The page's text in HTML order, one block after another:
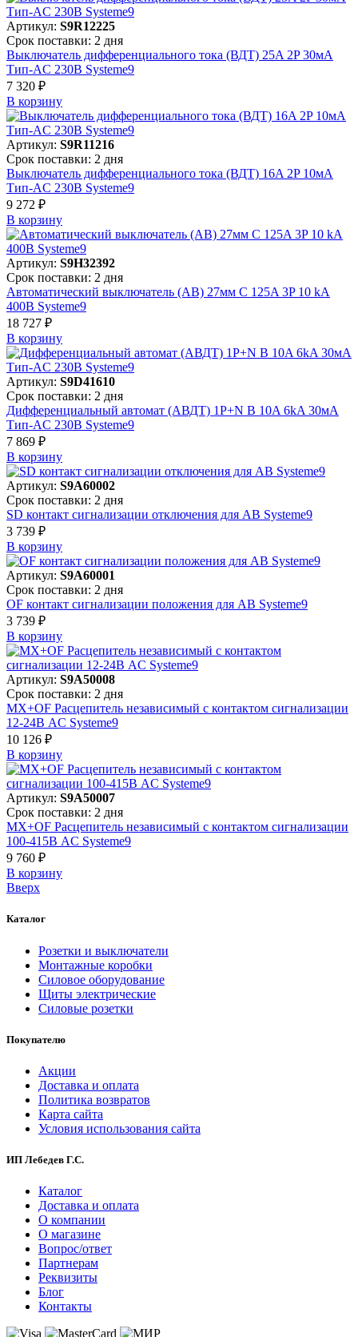
Артикул: S9R12225
Срок поставки: 2 дня
Выключатель дифференциального тока (ВДТ) 25A 2P 30мА
Тип-AC 230В Systeme9
7 320 ₽
В корзинy
Артикул: S9R11216
Срок поставки: 2 дня
Выключатель дифференциального тока (ВДТ) 16A 2P 10мА
Тип-AC 230В Systeme9
9 272 ₽
В корзинy
Артикул: S9H32392
Срок поставки: 2 дня
Автоматический выключатель (АВ) 27мм C 125A 3P 10 kA
400В Systeme9
18 727 ₽
В корзинy
Артикул: S9D41610
Срок поставки: 2 дня
Дифференциальный автомат (АВДТ) 1P+N B 10A 6kA 30мА
Тип-AC 230В Systeme9
7 869 ₽
В корзинy
Артикул: S9A60002
Срок поставки: 2 дня
SD контакт сигнализации отключения для АВ Systeme9
3 739 ₽
В корзинy
Артикул: S9A60001
Срок поставки: 2 дня
OF контакт сигнализации положения для АВ Systeme9
3 739 ₽
В корзинy
Артикул: S9A50008
Срок поставки: 2 дня
MX+OF Расцепитель независимый с контактом сигнализации
12-24В AC Systeme9
10 126 ₽
В корзинy
Артикул: S9A50007
Срок поставки: 2 дня
MX+OF Расцепитель независимый с контактом сигнализации
100-415В AC Systeme9
9 760 ₽
В корзинy
Вверх
Каталог
Розетки и выключатели
Монтажные коробки
Силовое оборудование
Щиты электрические
Силовые розетки
Покупателю
Акции
Доставка и оплата
Политика возвратов
Карта сайта
Условия использования сайта
ИП Лебедев Г.С.
Каталог
Доставка и оплата
О компании
О магазине
Вопрос/ответ
Партнерам
Реквизиты
Блог
Контакты